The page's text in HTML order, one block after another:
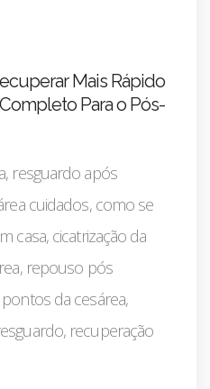
Mais Rápido
Para o Pós-
resguardo após
cuidados, como se
casa, cicatrização da
repouso pós
da cesárea,
recuperação